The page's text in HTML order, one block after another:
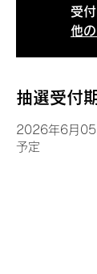
受
他
抽選受付
2026年6月
予定